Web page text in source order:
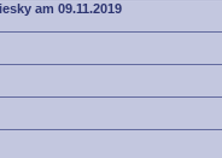
am 09.11.2019